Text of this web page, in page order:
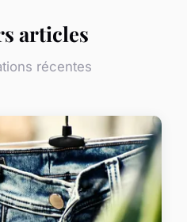
articles
récentes